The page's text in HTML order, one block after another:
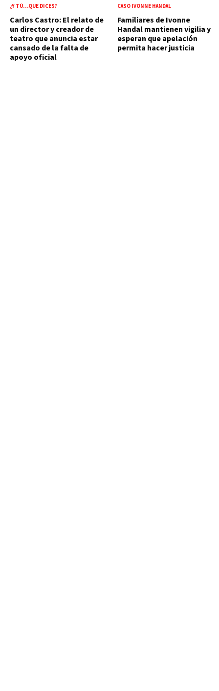
¿Y TÚ…QUE DICES?
Carlos Castro: El relato de
un director y creador de
teatro que anuncia estar
cansado de la falta de
apoyo oficial
CASO IVONNE HANDAL
Familiares de Ivonne
Handal mantienen vigilia y
esperan que apelación
permita hacer justicia